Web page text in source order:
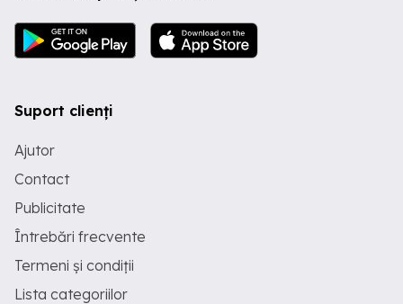
Suport clienți
Ajutor
Contact
Publicitate
Întrebări frecvente
Termeni și condiții
Lista categoriilor